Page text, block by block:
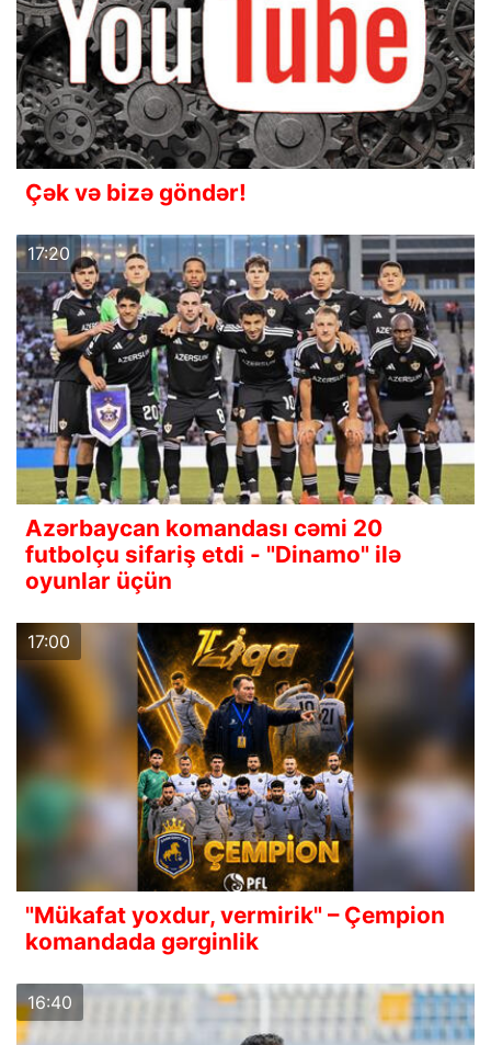
Çək və bizə göndər!
17:20
Azərbaycan komandası cəmi 20
futbolçu sifariş etdi - "Dinamo" ilə
oyunlar üçün
17:00
"Mükafat yoxdur, vermirik" – Çempion
komandada gərginlik
16:40